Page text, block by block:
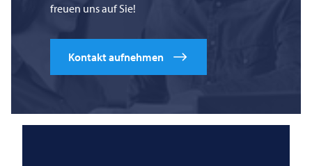
freuen uns auf Sie!
Kontakt aufnehmen